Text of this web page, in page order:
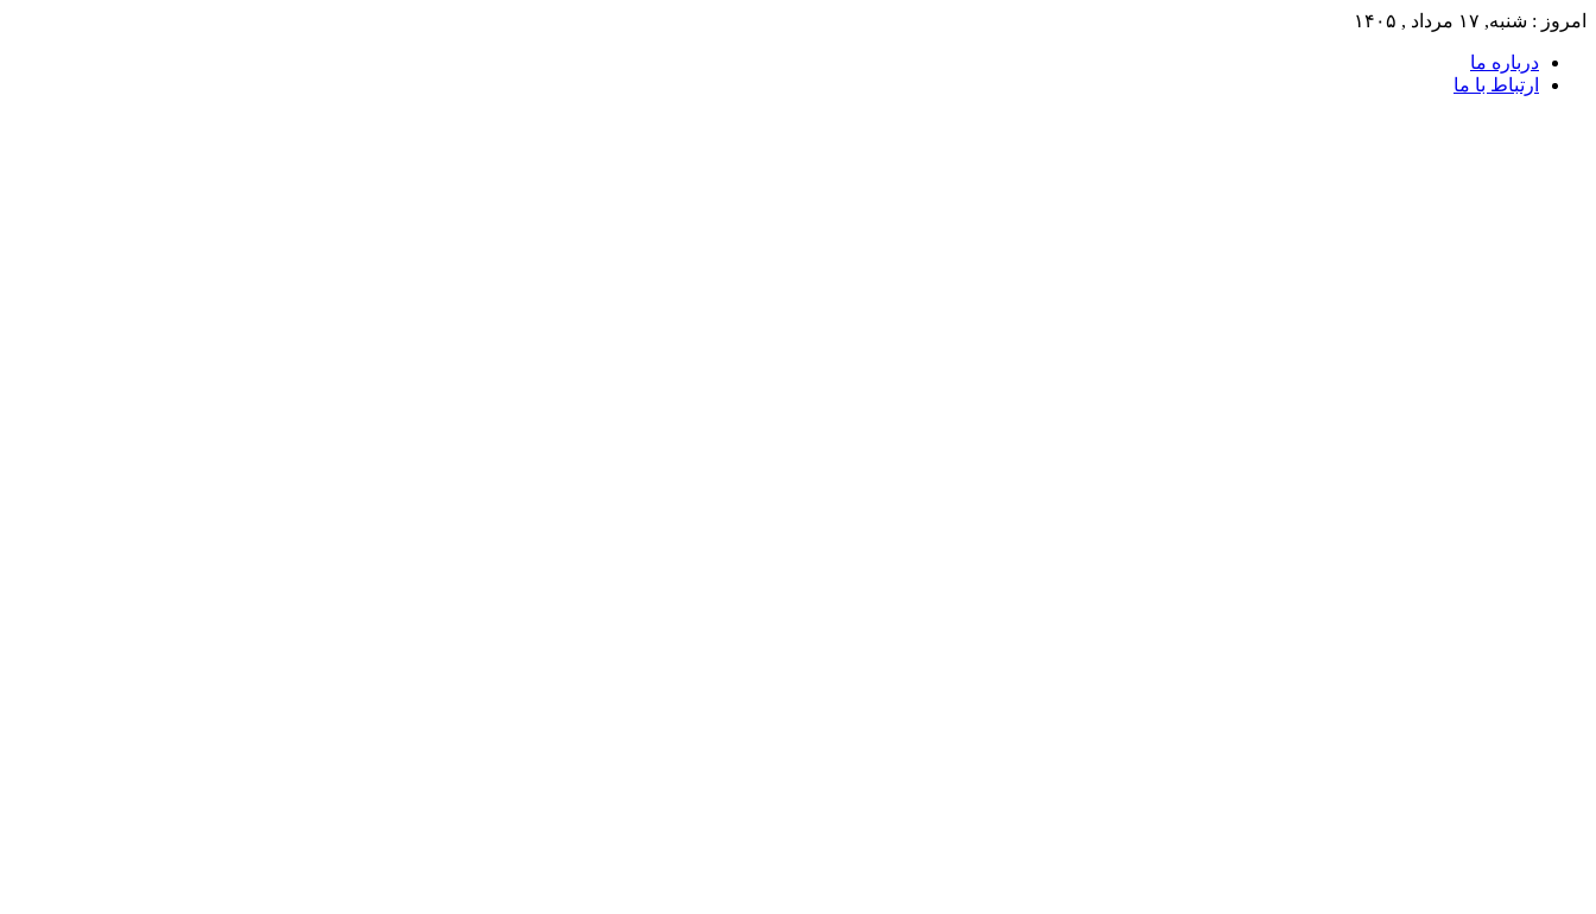
امروز : شنبه, ۱۷ مرداد , ۱۴۰۵
درباره ما
ارتباط با ما